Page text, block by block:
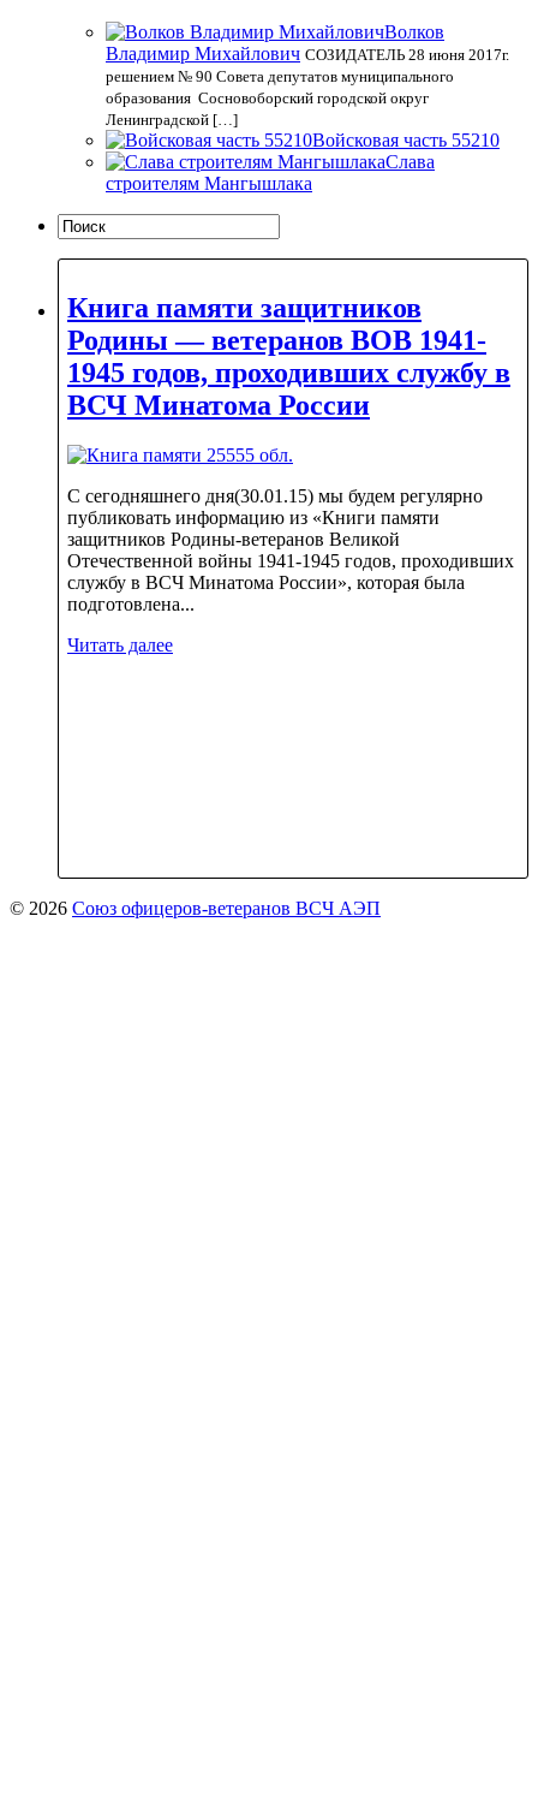
Волков
Владимир Михайлович СОЗИДАТЕЛЬ 28 июня 2017г.
решением № 90 Совета депутатов муниципального
образования Сосновоборский городской округ
Ленинградской […]
Войсковая часть 55210
Слава
строителям Мангышлака
Книга памяти защитников
Родины — ветеранов ВОВ 1941-
1945 годов, проходивших службу в
ВСЧ Минатома России
С сегодняшнего дня(30.01.15) мы будем регулярно
публиковать информацию из «Книги памяти
защитников Родины-ветеранов Великой
Отечественной войны 1941-1945 годов, проходивших
службу в ВСЧ Минатома России», которая была
подготовлена...
Читать далее
© 2026 Союз офицеров-ветеранов ВСЧ АЭП